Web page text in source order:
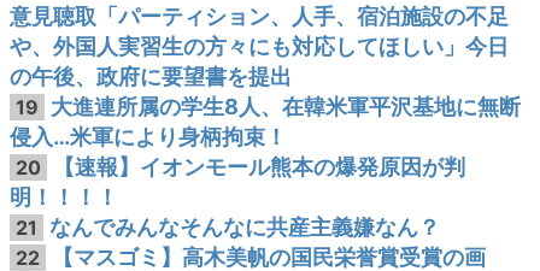
意見聴取「パーティション、人手、宿泊施設の不足
や、外国人実習生の方々にも対応してほしい」今日
の午後、政府に要望書を提出
19 大進連所属の学生8人、在韓米軍平沢基地に無断
侵入…米軍により身柄拘束！
20
【速報】イオンモール熊本の爆発原因が判
明！！！！
21 なんでみんなそんなに共産主義嫌なん？
22
【マスゴミ】高木美帆の国民栄誉賞受賞の画